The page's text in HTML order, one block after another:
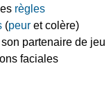
règles
(peur et colère)
partenaire de jeu
faciales